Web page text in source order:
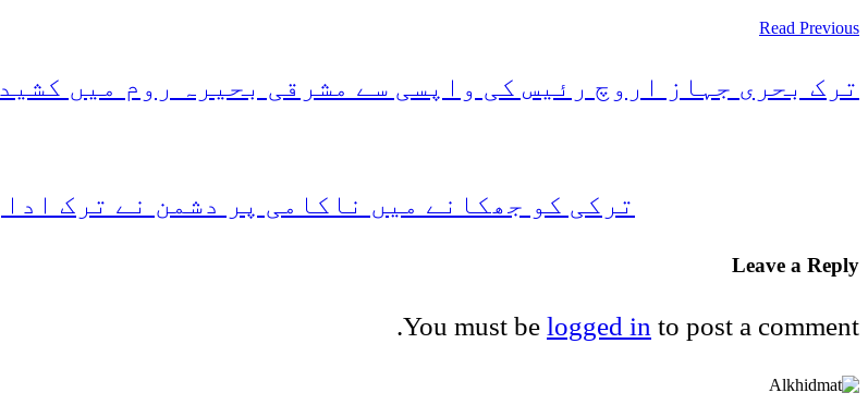
Read Previous
ترک بحری جہاز اروچ رئیس کی واپسی سے مشرقی بحیرہ روم میں
ترکی کو جھکانے میں ناکامی پر دشمن نے ترک
Leave a Reply
You must be logged in to post a comment.